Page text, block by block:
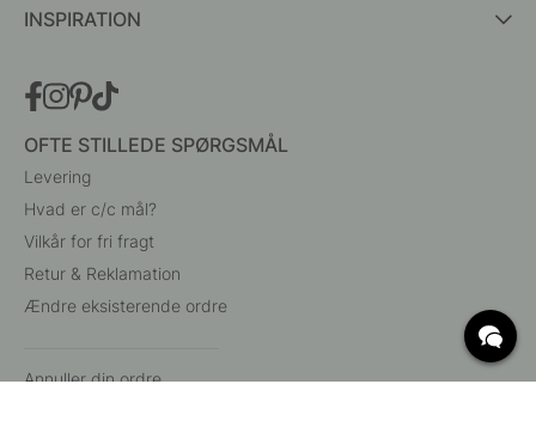
INSPIRATION
OFTE STILLEDE SPØRGSMÅL
Levering
Hvad er c/c mål?
Vilkår for fri fragt
Retur & Reklamation
Ændre eksisterende ordre
Annuller din ordre